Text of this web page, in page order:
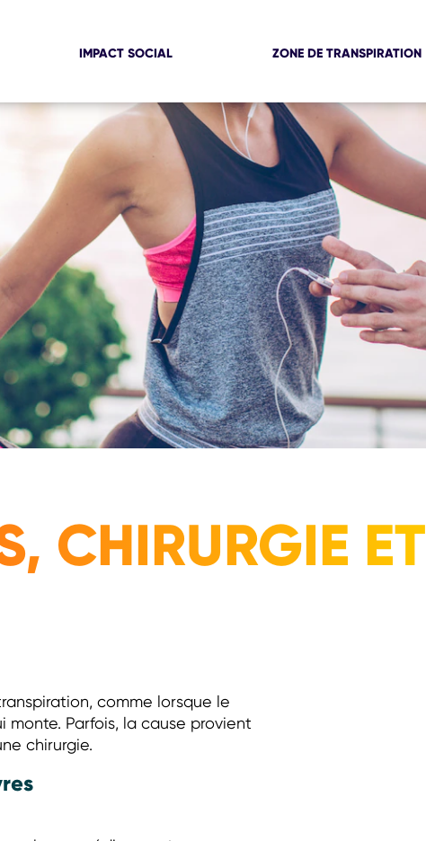
IMPACT SOCIAL ZONE DE TRANSPIRATION
CHIRURGIE ET
comme lorsque le
monte. Parfois, la cause provient
chirurgie.